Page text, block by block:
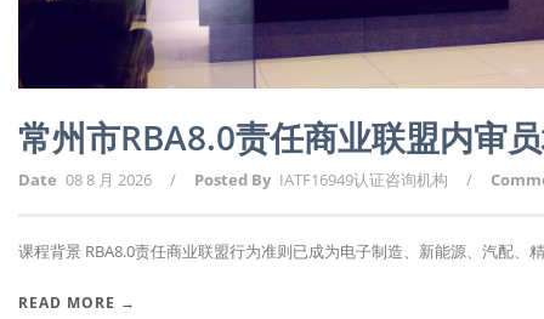
常州市RBA8.0责任商业联盟内审
Date 08 8 月 2026 / Posted By IATF16949认证咨询机构 /
课程背景 RBA8.0责任商业联盟行为准则已成为电子制造、新能源、汽配、
READ MORE →